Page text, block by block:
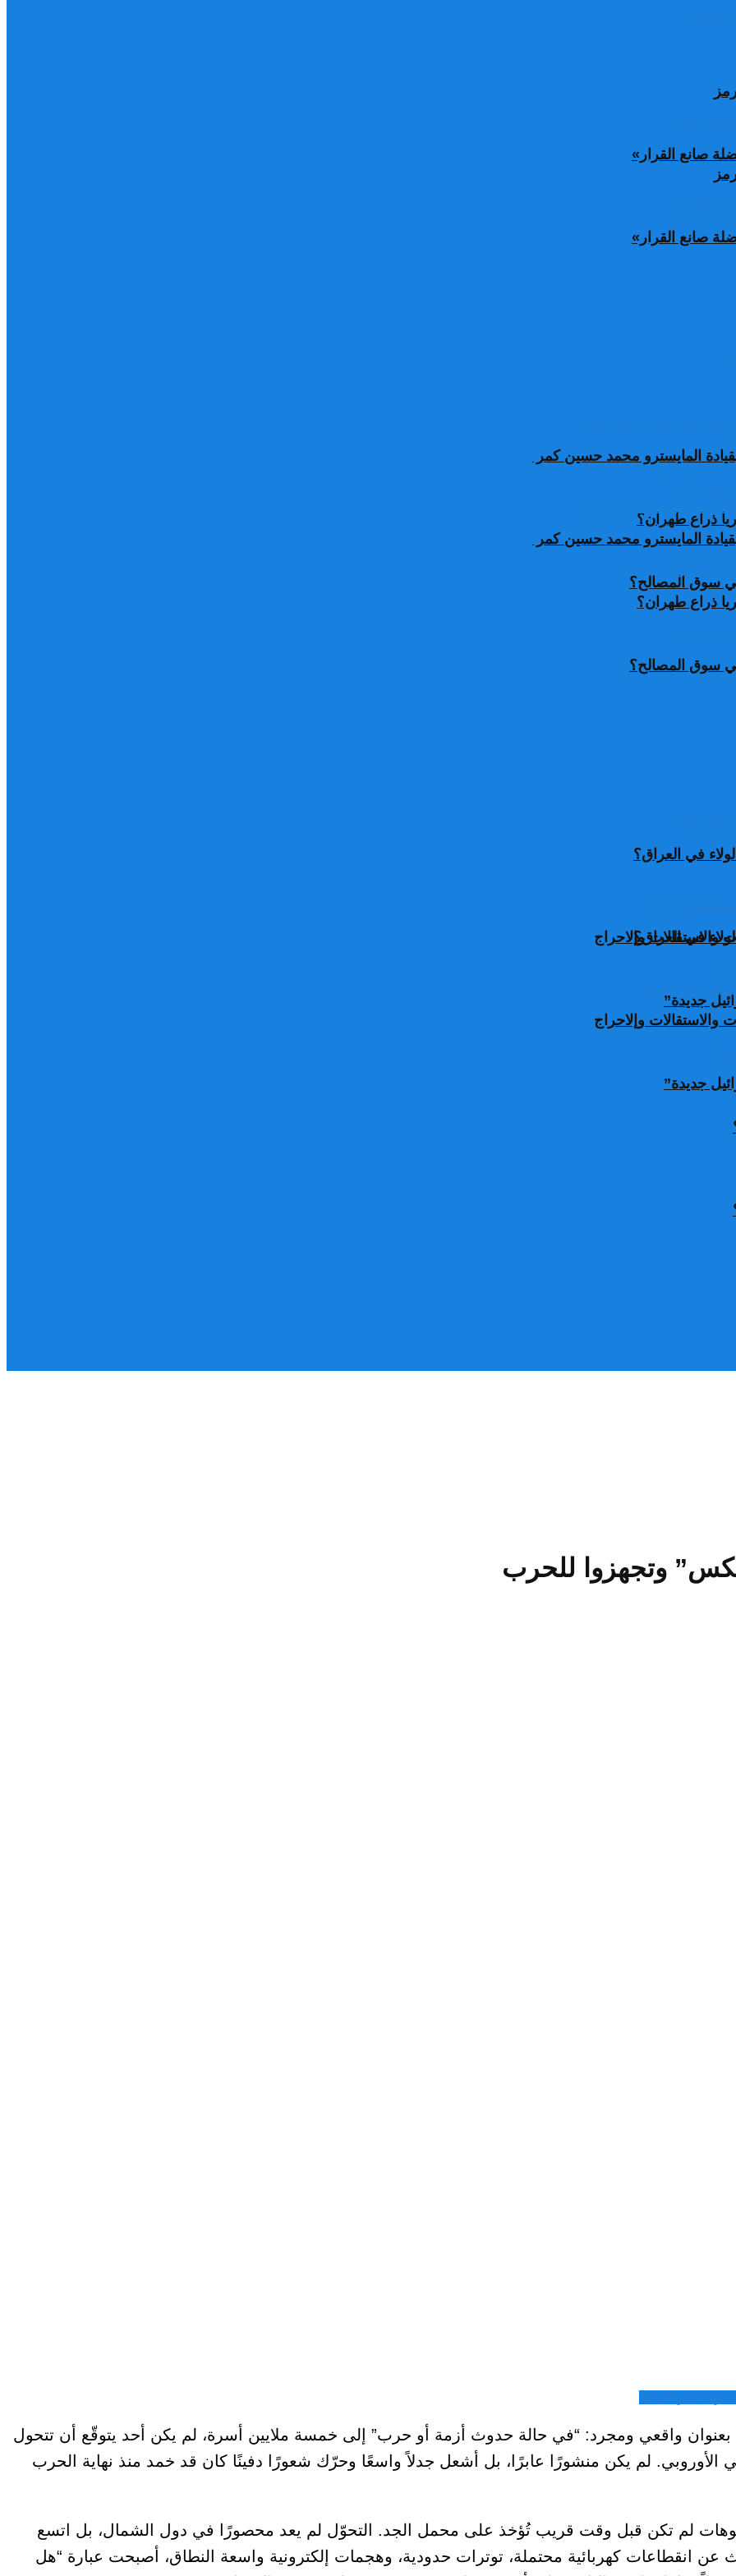
صانع القرار»
المايسترو محمد حسين كمر
ذراع طهران؟
في سوق المصالح؟
في العراق؟
وإلاحراج
جديدة”
صانع القرار»
المايسترو محمد حسين كمر
ذراع طهران؟
في سوق المصالح؟
في العراق؟
وإلاحراج
جديدة”
وتجهزوا للحرب
بعنوان واقعي ومجرد: “في حالة حدوث أزمة أو حرب” إلى خمسة ملايين أسرة، لم يكن أحد يتوقّع أن تتحول
الأوروبي. لم يكن منشورًا عابرًا، بل أشعل جدلاً واسعًا وحرّك شعورًا دفينًا كان قد خمد منذ نهاية الحرب
لم تكن قبل وقت قريب تُؤخذ على محمل الجد. التحوّل لم يعد محصورًا في دول الشمال، بل اتسع
انقطاعات كهربائية محتملة، توترات حدودية، وهجمات إلكترونية واسعة النطاق، أصبحت عبارة “هل